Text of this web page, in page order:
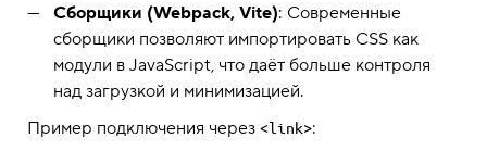
Сборщики (Webpack, Vite): Современные
сборщики позволяют импортировать CSS как
модули в JavaScript, что даёт больше контроля
над загрузкой и минимизацией.
Пример подключения через <link>: